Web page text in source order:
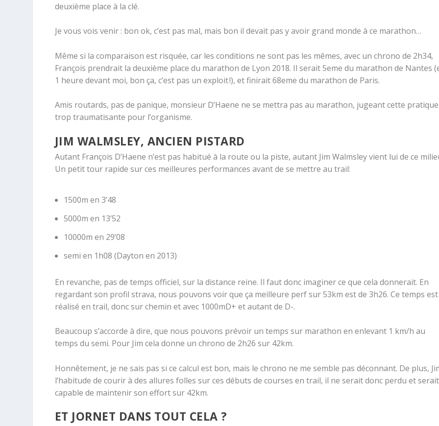
deuxième place à la clé.
Je vous vois venir : bon ok, c’est pas mal, mais bon il devait pas y avoir grand monde à ce marathon…
Même si la comparaison est risquée, car les conditions ne sont pas les mêmes, avec un chrono de 2h34,
François prendrait la deuxième place du marathon de Lyon 2018. Il serait 5eme du marathon de Nantes
1 heure devant moi, bon ça, c’est pas un exploit !), et finirait 68eme du marathon de Paris.
Amis routards, pas de panique, monsieur D’Haene ne se mettra pas au marathon, jugeant cette pratique
trop traumatisante pour l’organisme.
JIM WALMSLEY, ANCIEN PISTARD
Autant François D’Haene n’est pas habitué à la route ou la piste, autant Jim Walmsley vient lui de ce
Un petit tour rapide sur ces meilleures performances avant de se mettre au trail:
1500m en 3’48
5000m en 13’52
10000m en 29’08
semi en 1h08 (Dayton en 2013)
En revanche, pas de temps officiel, sur la distance reine. Il faut donc imaginer ce que cela donnerait. En
regardant son profil strava, nous pouvons voir que ça meilleure perf sur 53km est de 3h26. Ce temps est
réalisé en trail, donc sur chemin et avec 1000mD+ et autant de D-.
Beaucoup s’accorde à dire, que nous pouvons prévoir un temps sur marathon en enlevant 1 km/h au
temps du semi. Pour Jim cela donne un chrono de 2h26 sur 42km.
Honnêtement, je ne sais pas si ce calcul est bon, mais le chrono ne me semble pas déconnant. De plus,
l’habitude de courir à des allures folles sur ces débuts de courses en trail, il ne serait donc perdu et serait
capable de maintenir son effort sur 42km.
ET JORNET DANS TOUT CELA ?